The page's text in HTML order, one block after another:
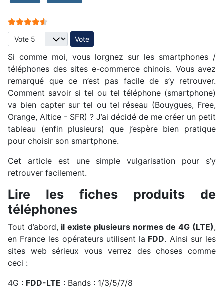
Vote utilisateur:
Veuillez voter
Si comme moi, vous lorgnez sur les smartphones /
téléphones des sites e-commerce chinois. Vous avez
remarqué que ce n’est pas facile de s’y retrouver.
Comment savoir si tel ou tel téléphone (smartphone)
va bien capter sur tel ou tel réseau (Bouygues, Free,
Orange, Altice - SFR) ? J’ai décidé de me créer un petit
tableau (enfin plusieurs) que j’espère bien pratique
pour choisir son smartphone.
Cet article est une simple vulgarisation pour s’y
retrouver facilement.
Lire les fiches produits de
téléphones
Tout d’abord, il existe plusieurs normes de 4G (LTE),
en France les opérateurs utilisent la FDD. Ainsi sur les
sites web sérieux vous verrez des choses comme
ceci :
4G : FDD-LTE : Bands : 1/3/5/7/8